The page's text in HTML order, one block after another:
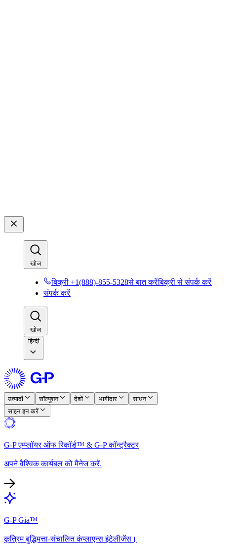
खोज​​
बिक्री +1(888)-855-5328से बात करें​​बिक्री से संपर्क करें​​
संपर्क करें​​
खोज​​
हिन्दी
उत्पादों​​ सॉल्यूशन​​ देशों​​ भागीदार​​
साधन​​
साइन इन करें​​
G-P एम्प्लॉयर ऑफ रिकॉर्ड™ & G-P कॉन्ट्रैक्टर​​
अपने वैश्विक कार्यबल को मैनेज करें.​​
G-P Gia™​​
कृत्रिम बुद्धिमत्ता-संचालित कंप्लाएन्स इंटेलीजेंस।​​